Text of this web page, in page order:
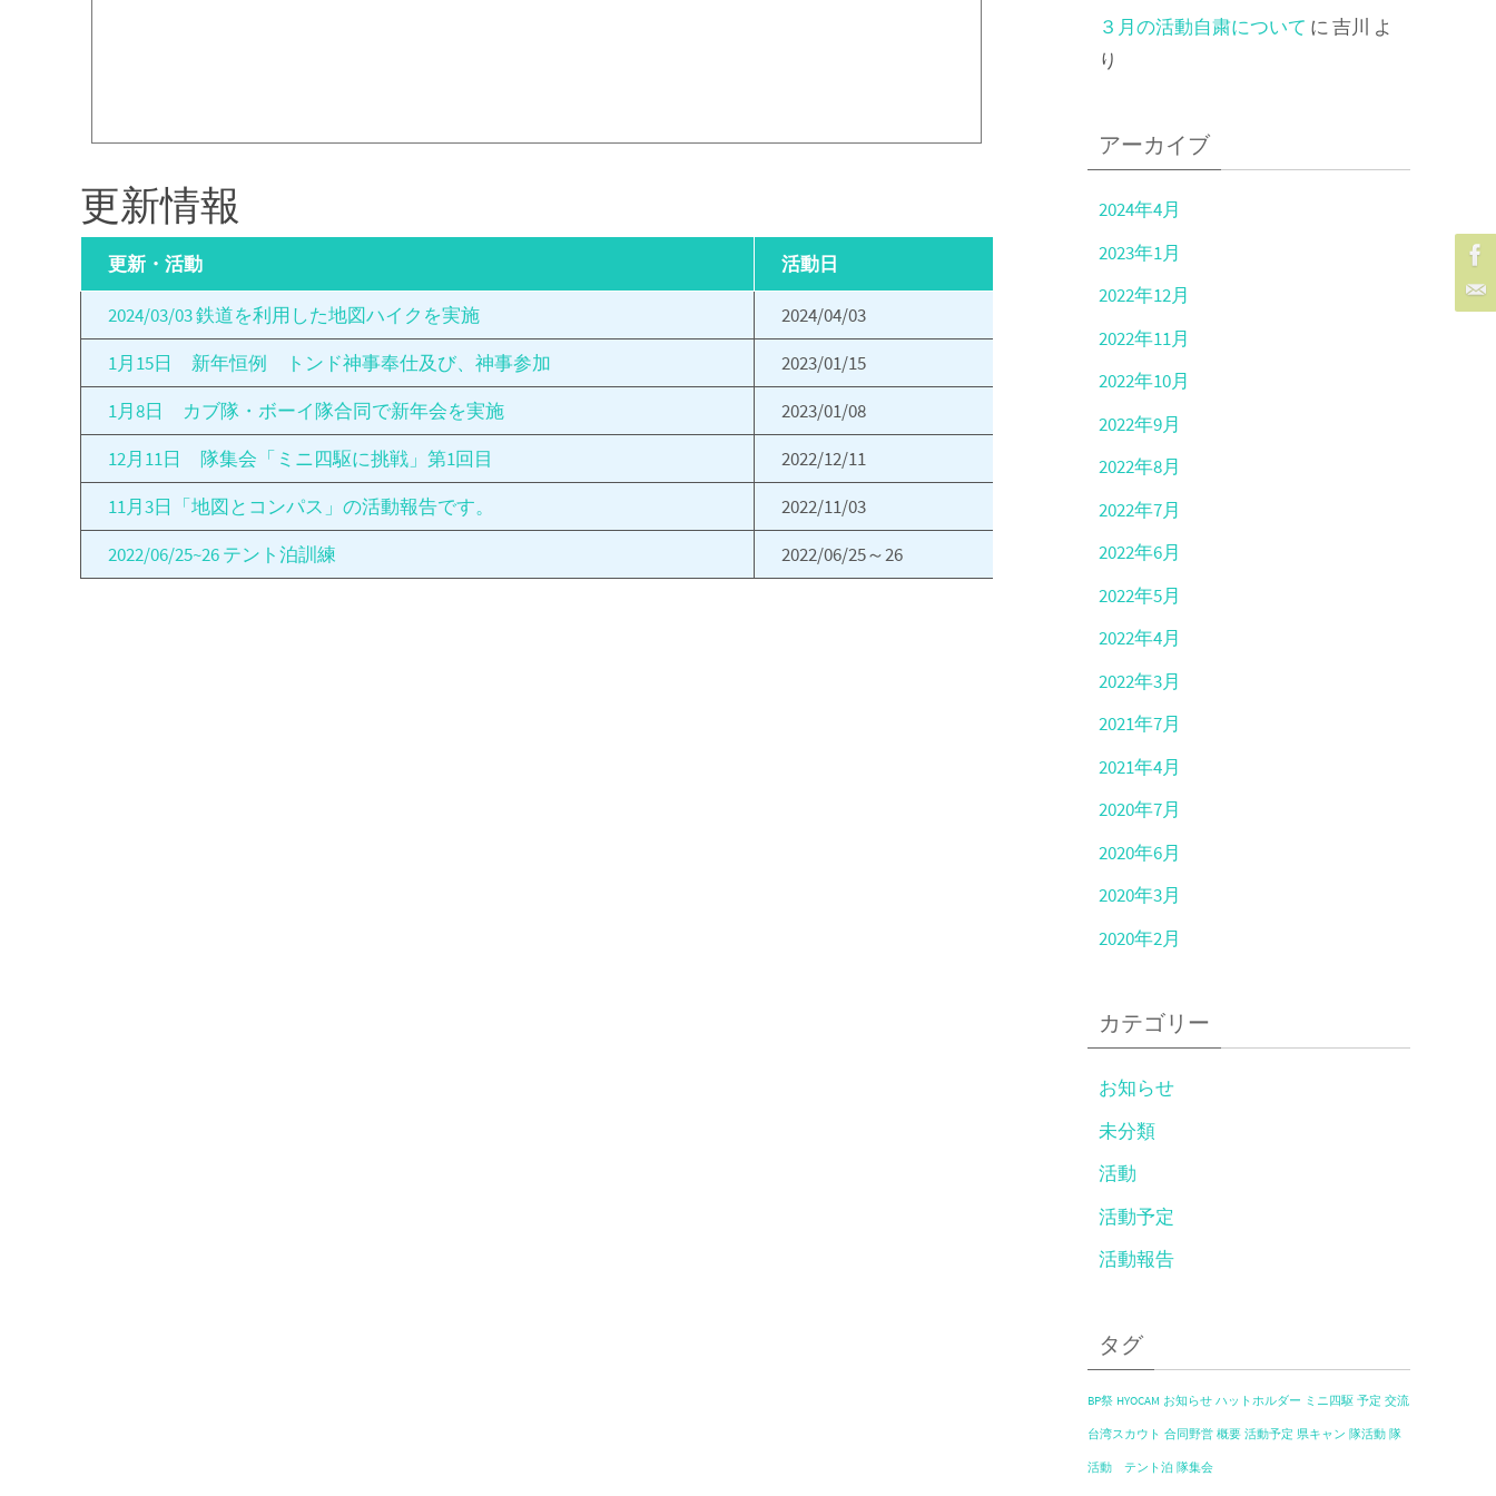
更新情報
更新・活動 活動日
2024/03/03 鉄道を利用した地図ハイクを実施
2024/04/03
1月15日 新年恒例 トンド神事奉仕及び、神事参加
2023/01/15
1月8日 カブ隊・ボーイ隊合同で新年会を実施
2023/01/08
12月11日 隊集会「ミニ四駆に挑戦」第1回目
2022/12/11
11月3日「地図とコンパス」の活動報告です。
2022/11/03
2022/06/25~26 テント泊訓練
2022/06/25～26
３月の活動自粛について に吉川 よ
り
アーカイブ
2024年4月
2023年1月
2022年12月
2022年11月
2022年10月
2022年9月
2022年8月
2022年7月
2022年6月
2022年5月
2022年4月
2022年3月
2021年7月
2021年4月
2020年7月
2020年6月
2020年3月
2020年2月
カテゴリー
お知らせ
未分類
活動
活動予定
活動報告
タグ
BP祭 HYOCAM お知らせ ハットホルダー ミニ四駆 予定 交流
台湾スカウト 合同野営 概要 活動予定 県キャン 隊活動 隊
活動 テント泊 隊集会